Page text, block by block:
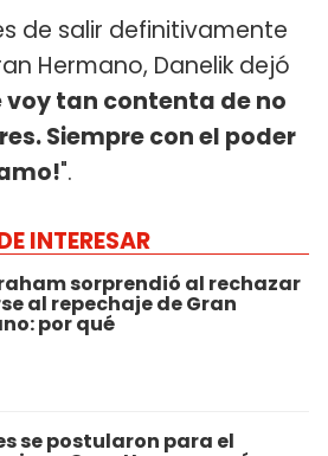
de salir definitivamente
Hermano, Danelik dejó
voy tan contenta de no
Siempre con el poder
".
INTERESAR
sorprendió al rechazar
al repechaje de Gran
por qué
se postularon para el